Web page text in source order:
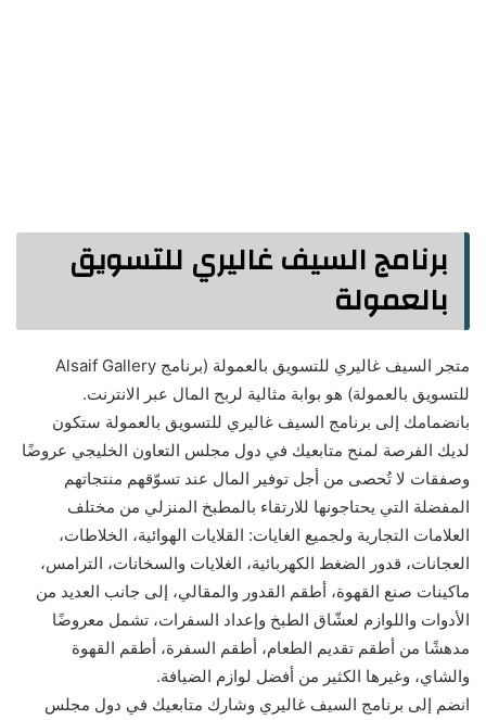
برنامج السيف غاليري للتسويق
بالعمولة
متجر السيف غاليري للتسويق بالعمولة (برنامج Alsaif Gallery
للتسويق بالعمولة) هو بوابة مثالية لربح المال عبر الانترنت.
بانضمامك إلى برنامج السيف غاليري للتسويق بالعمولة ستكون
لديك الفرصة لمنح متابعيك في دول مجلس التعاون الخليجي عروضًا
وصفقات لا تُحصى من أجل توفير المال عند تسوّقهم منتجاتهم
المفضلة التي يحتاجونها للارتقاء بالمطبخ المنزلي من مختلف
العلامات التجارية ولجميع الغايات: القلايات الهوائية، الخلاطات،
العجانات، قدور الضغط الكهربائية، الغلايات والسخانات، الترامس،
ماكينات صنع القهوة، أطقم القدور والمقالي، إلى جانب العديد من
الأدوات واللوازم لعشّاق الطبخ وإعداد السفرات، تشمل معروضًا
مدهشًا من أطقم تقديم الطعام، أطقم السفرة، أطقم القهوة
والشاي، وغيرها الكثير من أفضل لوازم الضيافة.
انضم إلى برنامج السيف غاليري وشارك متابعيك في دول مجلس